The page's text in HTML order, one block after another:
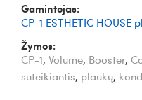
Gamintojas:
CP-1 ESTHETIC HOUSE
Žymos:
CP-1, Volume, Booster,
suteikiantis, plaukų,